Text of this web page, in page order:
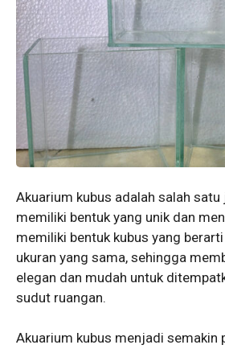
Akuarium kubus adalah salah
memiliki bentuk yang unik dan
memiliki bentuk kubus yang
ukuran yang sama, sehingga
elegan dan mudah untuk
sudut ruangan.
Akuarium kubus menjadi semakin